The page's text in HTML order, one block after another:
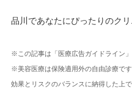
品川であなたにぴったりのク
※この記事は「医療広告ガイドライン」
※美容医療は保険適用外の自由診療です
効果とリスクのバランスに納得した上